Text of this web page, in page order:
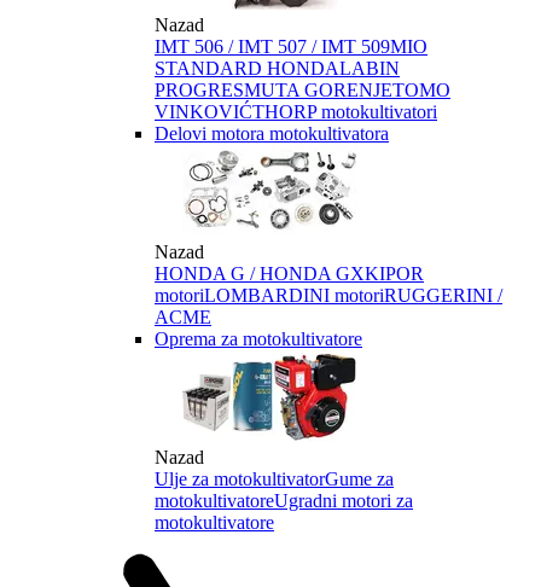
Nazad
IMT 506 / IMT 507 / IMT 509MIO
STANDARD HONDALABIN
PROGRESMUTA GORENJETOMO
VINKOVIĆTHORP motokultivatori
Delovi motora motokultivatora
Nazad
HONDA G / HONDA GXKIPOR
motoriLOMBARDINI motoriRUGGERINI /
ACME
Oprema za motokultivatore
Nazad
Ulje za motokultivatorGume za
motokultivatoreUgradni motori za
motokultivatore